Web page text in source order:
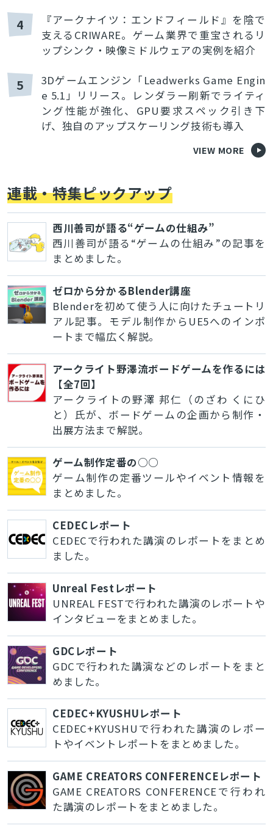
4
『アークナイツ：エンドフィールド』を陰で
支えるCRIWARE。ゲーム業界で重宝されるリ
ップシンク・映像ミドルウェアの実例を紹介
5
3Dゲームエンジン「Leadwerks Game Engin
e 5.1」リリース。レンダラー刷新でライティ
ング性能が強化、GPU要求スペック引き下
げ、独自のアップスケーリング技術も導入
VIEW MORE
連載・特集ピックアップ
西川善司が語る“ゲームの仕組み”
西川善司が語る“ゲームの仕組み”の記事を
まとめました。
ゼロから分かるBlender講座
Blenderを初めて使う人に向けたチュートリ
アル記事。モデル制作からUE5へのインポ
ートまで幅広く解説。
アークライト野澤流ボードゲームを作るには
【全7回】
アークライトの野澤 邦仁（のざわ くにひ
と）氏が、ボードゲームの企画から制作・
出展方法まで解説。
ゲーム制作定番の○○
ゲーム制作の定番ツールやイベント情報を
まとめました。
CEDECレポート
CEDECで行われた講演のレポートをまとめ
ました。
Unreal Festレポート
UNREAL FESTで行われた講演のレポートや
インタビューをまとめました。
GDCレポート
GDCで行われた講演などのレポートをまと
めました。
CEDEC+KYUSHUレポート
CEDEC+KYUSHUで行われた講演のレポー
トやイベントレポートをまとめました。
GAME CREATORS CONFERENCEレポート
GAME CREATORS CONFERENCEで行われ
た講演のレポートをまとめました。